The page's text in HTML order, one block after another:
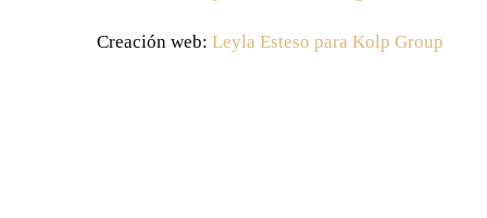
Creación web: Leyla Esteso para Kolp Group